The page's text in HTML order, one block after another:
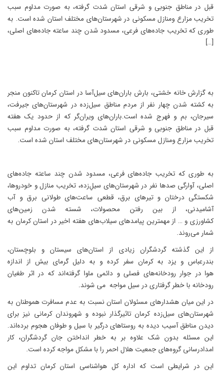
قبل در مناطق جنوبی و شرقی استان شدت گرفته، به صورت مداوم سبب
تخریب مزارع ومنازل مسکونی در شهرستان‌های مختلف استان شده است. به
طوری که تخریب جاده‌های فرعی، مسدود شدن چند ساعته جاده‌های اصلی،
[…]
به گزارش خانه خشتی، بارش باران‌های سیل‌آسا در استان کرمان تاکنون منجر
به کشته شدن چهار نفر از مردم مناطق سیل‌زده در شهرستان‌های جیرفت،
سیرجان، بم و فهرج شده است.باران‌های ویران‌گر که از حدود یک هفته
قبل در مناطق جنوبی و شرقی استان شدت گرفته، به صورت مداوم سبب
تخریب مزارع ومنازل مسکونی در شهرستان‌های مختلف استان شده است.
به طوری که تخریب جاده‌های فرعی، مسدود شدن چند ساعته جاده‌های
اصلی، آوارگی صدها نفر در شهرستان‌های سیل‌ِزده، تخریب منازل و خودروها،
شکستگی درختان و تیرهای برق، قطعی ساعت‌های طولانی برق و آب
آشامیدنی، از بین رفتن محصولات، شسته شدن زمین‌های
کشاورزی و … از مهمترین پیامدهای سیلاب‌های هفته اخیر در استان کرمان به
شمار می‌روند.
از این گذشته گردشگران زیادی از استان‌های سیستان و بلوچستان،
بندرعباس و یزد به کرمان سفر کرده و به دلیل گرمای بیش از اندازه
هوا در جوار رودخانه‌های فصلی و دائمی ماوا گرفته‌اند که در اثر طغیان
رودخانه با خطر گرفتاری در سیل مواجه می شوند.
در این میان هشدارهای مسئولان استان نسبت به عدم مسافرت هموطنان به
شهرستان‌های سیل‌زده کرمان تاثیرگذار نبوده و شهروندان کرمانی نیز برای
دیدن مناطق آسیب دیده به روستاهای درگیر با سیل و طوفان هجوم برده‌اند.
این مسئله بدون شک علاوه بر به خطر انداختن جان گردشگران، کار
امدادرسانی گروه‌های جمعیت هلال احمر را با مشکل مواجه کرده است.
این در شرایطی است که اداره کل هواشناسی استان کرمان تداوم این